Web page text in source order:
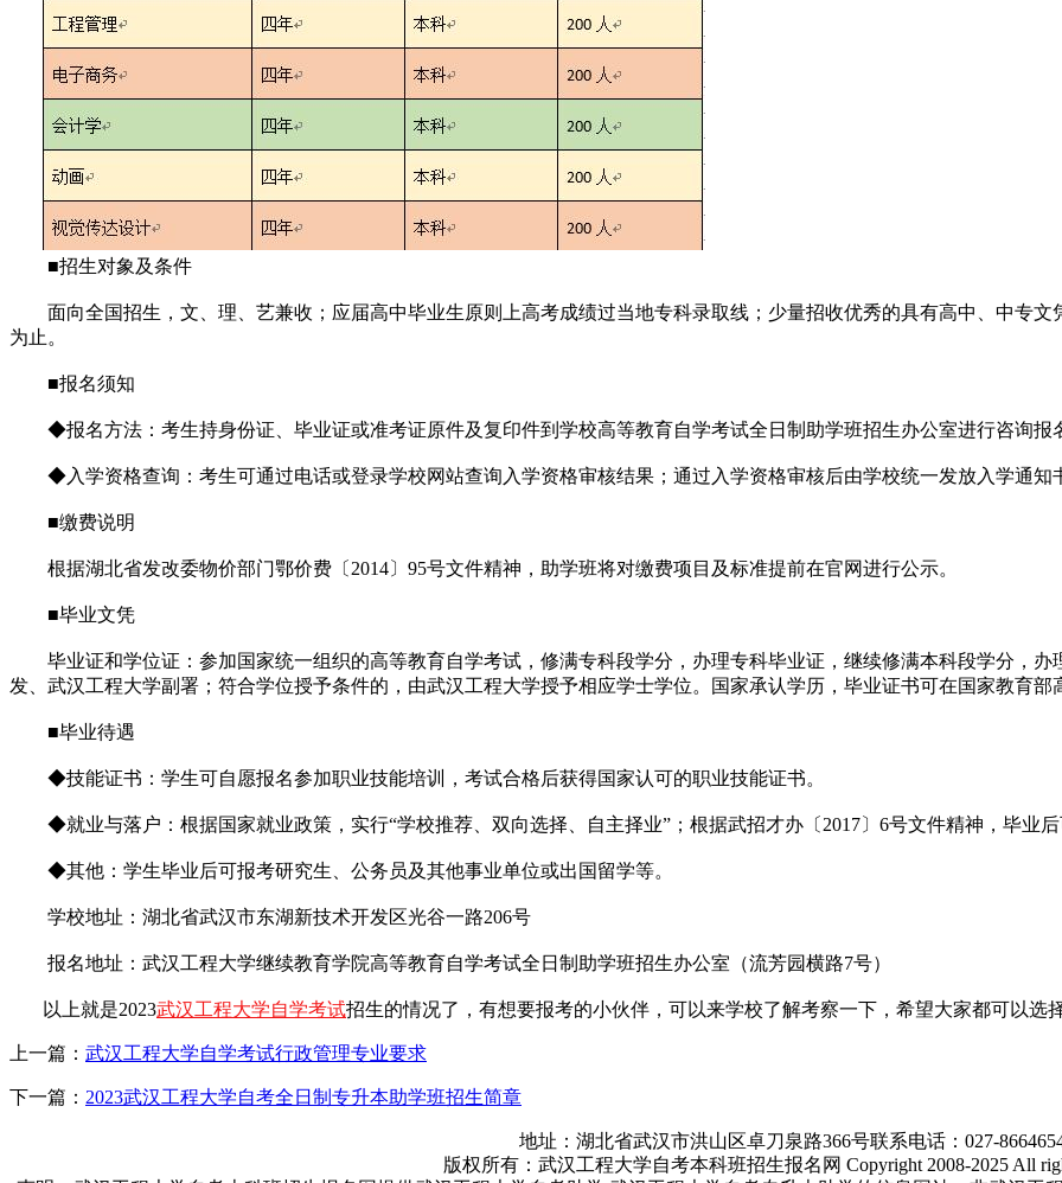
■招生对象及条件
面向全国招生，文、理、艺兼收；应届高中毕业生原则上高考成绩过当地专科录取线；少量招收优秀的具有高中、中专文
为止。
■报名须知
◆报名方法：考生持身份证、毕业证或准考证原件及复印件到学校高等教育自学考试全日制助学班招生办公室进行咨询报
◆入学资格查询：考生可通过电话或登录学校网站查询入学资格审核结果；通过入学资格审核后由学校统一发放入学通知
■缴费说明
根据湖北省发改委物价部门鄂价费〔2014〕95号文件精神，助学班将对缴费项目及标准提前在官网进行公示。
■毕业文凭
毕业证和学位证：参加国家统一组织的高等教育自学考试，修满专科段学分，办理专科毕业证，继续修满本科段学分，办
发、武汉工程大学副署；符合学位授予条件的，由武汉工程大学授予相应学士学位。国家承认学历，毕业证书可在国家教育部
■毕业待遇
◆技能证书：学生可自愿报名参加职业技能培训，考试合格后获得国家认可的职业技能证书。
◆就业与落户：根据国家就业政策，实行“学校推荐、双向选择、自主择业”；根据武招才办〔2017〕6号文件精神，毕业后
◆其他：学生毕业后可报考研究生、公务员及其他事业单位或出国留学等。
学校地址：湖北省武汉市东湖新技术开发区光谷一路206号
报名地址：武汉工程大学继续教育学院高等教育自学考试全日制助学班招生办公室（流芳园横路7号）
以上就是2023武汉工程大学自学考试招生的情况了，有想要报考的小伙伴，可以来学校了解考察一下，希望大家都可以选
上一篇： 武汉工程大学自学考试行政管理专业要求
下一篇： 2023武汉工程大学自考全日制专升本助学班招生简章
地址：湖北省武汉市洪山区卓刀泉路366号联系电话：027-
版权所有：武汉工程大学自考本科班招生报名网 Copyright 2008-2025 All